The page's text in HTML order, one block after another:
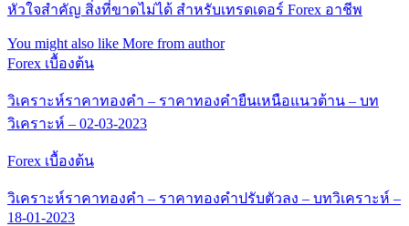
หัวใจสำคัญ สิ่งที่ขาดไม่ได้ สำหรับเทรดเดอร์ Forex อาชีพ
You might also like More from author
Forex เบื้องต้น
วิเคราะห์ราคาทองคำ – ราคาทองคำยืนเหนือแนวต้าน – บท
วิเคราะห์ – 02-03-2023
Forex เบื้องต้น
วิเคราะห์ราคาทองคำ – ราคาทองคำปรับตัวลง – บทวิเคราะห์ –
18-01-2023